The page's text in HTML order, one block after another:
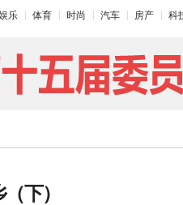
乐 体育 时尚 汽车 房产 科
下）